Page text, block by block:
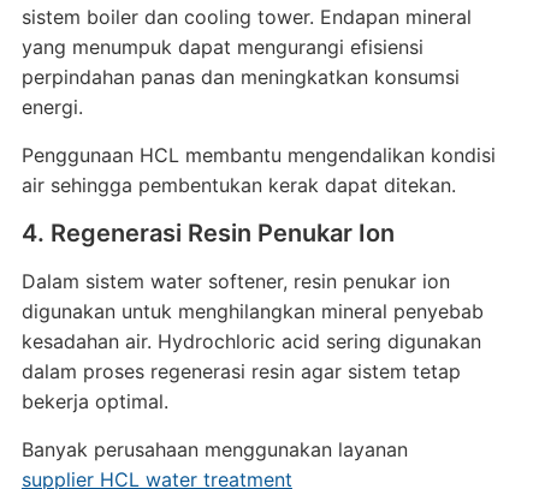
sistem boiler dan cooling tower. Endapan mineral
yang menumpuk dapat mengurangi efisiensi
perpindahan panas dan meningkatkan konsumsi
energi.
Penggunaan HCL membantu mengendalikan kondisi
air sehingga pembentukan kerak dapat ditekan.
4. Regenerasi Resin Penukar Ion
Dalam sistem water softener, resin penukar ion
digunakan untuk menghilangkan mineral penyebab
kesadahan air. Hydrochloric acid sering digunakan
dalam proses regenerasi resin agar sistem tetap
bekerja optimal.
Banyak perusahaan menggunakan layanan
supplier HCL water treatment